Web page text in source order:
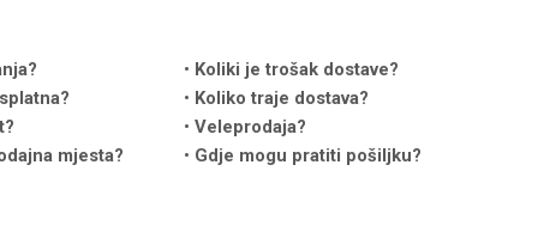
Koliki je trošak dostave?
Koliko traje dostava?
Veleprodaja?
mjesta?
Gdje mogu pratiti pošiljku?